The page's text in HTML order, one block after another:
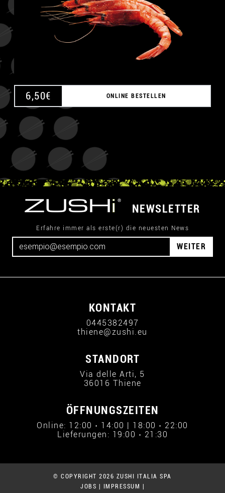
6,50€ ONLINE BESTELLEN
NEWSLETTER
Erfahre immer als erste(r) die neuesten News
WEITER
KONTAKT
0445382497
thiene@zushi.eu
STANDORT
Via delle Arti, 5
36016 Thiene
ÖFFNUNGSZEITEN
Online: 12:00 › 14:00 | 18:00 › 22:00
Lieferungen: 19:00 › 21:30
© COPYRIGHT 2026 ZUSHI ITALIA SPA
JOBS
IMPRESSUM